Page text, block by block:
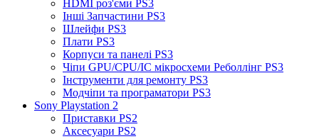
HDMI роз'єми PS3
Інші Запчастини PS3
Шлейфи PS3
Плати PS3
Корпуси та панелі PS3
Чіпи GPU/CPU/IC мікросхеми Реболлінг PS3
Інструменти для ремонту PS3
Модчіпи та програматори PS3
Sony Playstation 2
Приставки PS2
Аксесуари PS2